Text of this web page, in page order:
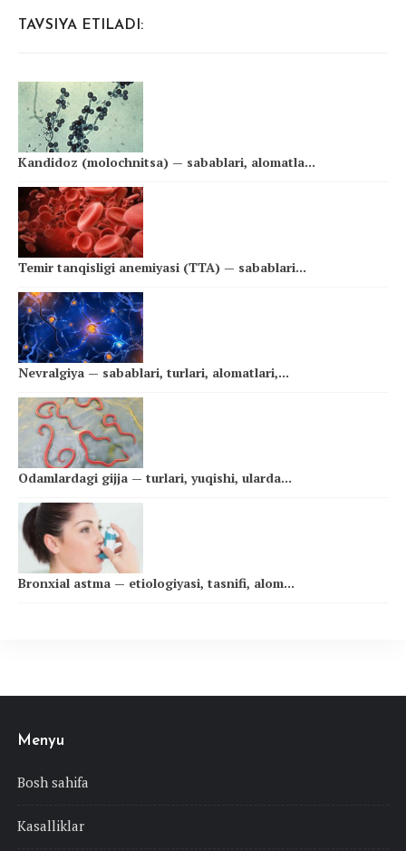
TAVSIYA ETILADI:
Kandidoz (molochnitsa) — sabablari, alomatla...
Temir tanqisligi anemiyasi (TTA) — sabablari...
Nevralgiya — sabablari, turlari, alomatlari,...
Odamlardagi gijja — turlari, yuqishi, ularda...
Bronxial astma — etiologiyasi, tasnifi, alom...
Menyu
Bosh sahifa
Kasalliklar